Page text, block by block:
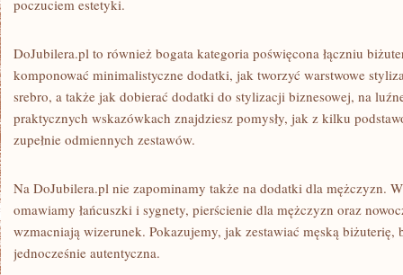
poczuciem estetyki.
DoJubilera.pl to również bogata kategoria poświęcona łączniu
komponować minimalistyczne dodatki, jak tworzyć warstwowe
srebro, a także jak dobierać dodatki do stylizacji biznesowej, na
praktycznych wskazówkach znajdziesz pomysły, jak z kilku
zupełnie odmiennych zestawów.
Na DoJubilera.pl nie zapominamy także na dodatki dla mężczyzn.
omawiamy łańcuszki i sygnety, pierścienie dla mężczyzn oraz
wzmacniają wizerunek. Pokazujemy, jak zestawiać męską biżuterię,
jednocześnie autentyczna.